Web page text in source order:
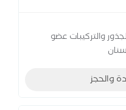
مسنين، اشعة الاسنان،
والتركيبات عضو
والحجز